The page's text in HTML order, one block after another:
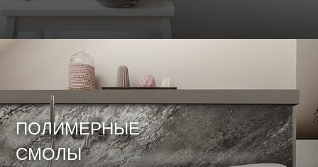
ПОЛИМЕРНЫЕ
СМОЛЫ